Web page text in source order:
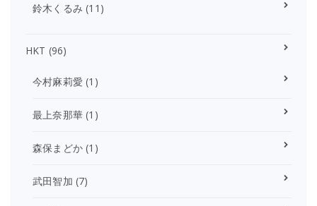
鈴木くるみ (11)
HKT (96)
今村麻莉愛 (1)
最上奈那華 (1)
森保まどか (1)
武田智加 (7)